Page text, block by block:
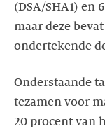
(DSA/SHA1) en
maar deze
ondertekende
Onderstaande
tezamen voor
20 procent van